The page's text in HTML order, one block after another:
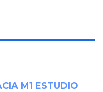
M1 ESTUDIO